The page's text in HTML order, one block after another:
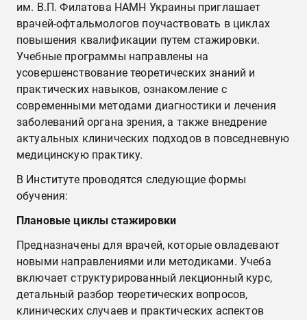
им. В.П. Филатова НАМН Украины приглашает
врачей-офтальмологов поучаствовать в циклах
повышения квалификации путем стажировки.
Учебные программы направлены на
усовершенствование теоретических знаний и
практических навыков, ознакомление с
современными методами диагностики и лечения
заболеваний органа зрения, а также внедрение
актуальных клинических подходов в повседневную
медицинскую практику.
В Институте проводятся следующие формы
обучения:
Плановые циклы стажировки
Предназначены для врачей, которые овладевают
новыми направлениями или методиками. Учеба
включает структурированный лекционный курс,
детальный разбор теоретических вопросов,
клинических случаев и практических аспектов